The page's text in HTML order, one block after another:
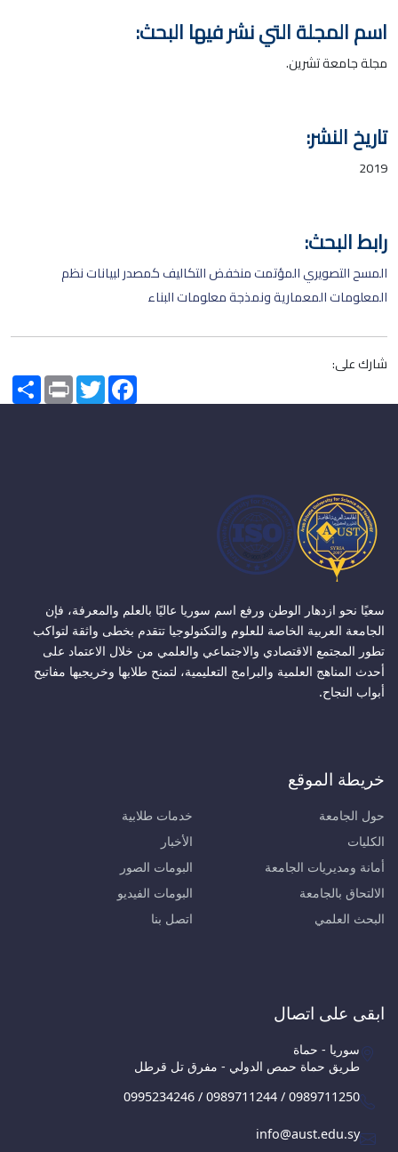
اسم المجلة التي نشر فيها البحث:
مجلة جامعة تشرين.
تاريخ النشر:
2019
رابط البحث:
المسح التصويري المؤتمت منخفض التكاليف كمصدر لبيانات نظم
المعلومات المعمارية ونمذجة معلومات البناء
شارك على:
Share PrintTwitterFacebook
سعيًا نحو ازدهار الوطن ورفع اسم سوريا عاليًا بالعلم والمعرفة، فإن
الجامعة العربية الخاصة للعلوم والتكنولوجيا تتقدم بخطى واثقة لتواكب
تطور المجتمع الاقتصادي والاجتماعي والعلمي من خلال الاعتماد على
أحدث المناهج العلمية والبرامج التعليمية، لتمنح طلابها وخريجيها مفاتيح
أبواب النجاح.
خريطة الموقع
حول الجامعة
الكليات
أمانة ومديريات الجامعة
الالتحاق بالجامعة
البحث العلمي
خدمات طلابية
الأخبار
البومات الصور
البومات الفيديو
اتصل بنا
ابقى على اتصال
سوريا - حماة
طريق حماة حمص الدولي - مفرق تل قرطل
0995234246 / 0989711244 / 0989711250
info@aust.edu.sy